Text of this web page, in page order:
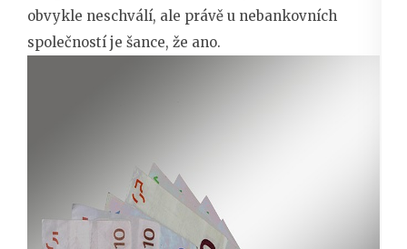
obvykle neschválí, ale právě u nebankovních
společností je šance, že ano.